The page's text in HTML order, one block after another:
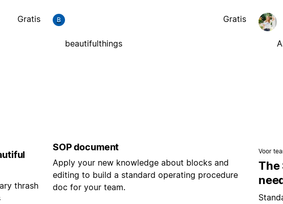
Gratis B
beautifulthings
Gratis
thrash
SOP document
Apply your new knowledge about blocks and
editing to build a standard operating procedure
doc for your team.
Voor
The